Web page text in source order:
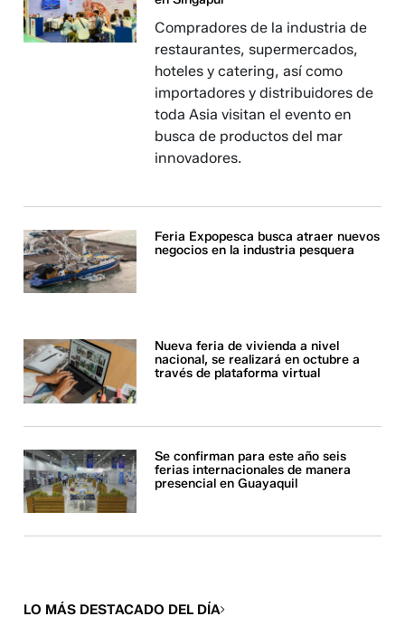
Compradores de la industria de
restaurantes, supermercados,
hoteles y catering, así como
importadores y distribuidores de
toda Asia visitan el evento en
busca de productos del mar
innovadores.
Feria Expopesca busca atraer nuevos
negocios en la industria pesquera
Nueva feria de vivienda a nivel
nacional, se realizará en octubre a
través de plataforma virtual
Se confirman para este año seis
ferias internacionales de manera
presencial en Guayaquil
LO MÁS DESTACADO DEL DÍA